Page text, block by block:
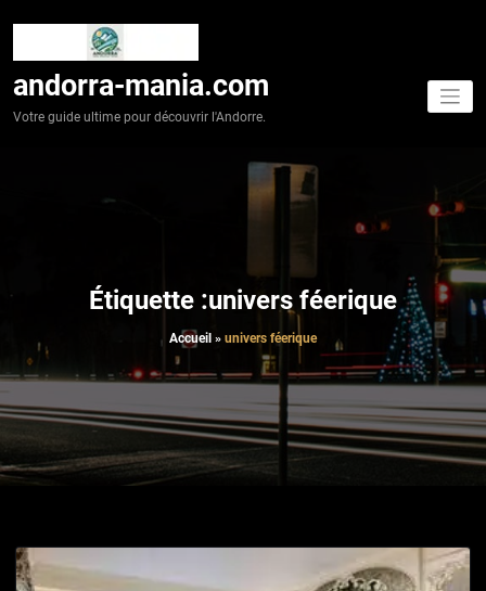
andorra-mania.com
Votre guide ultime pour découvrir l'Andorre.
Étiquette :univers féerique
Accueil » univers féerique